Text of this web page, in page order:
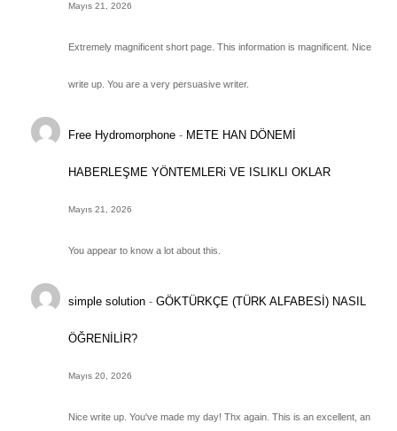
Mayıs 21, 2026
Extremely magnificent short page. This information is magnificent. Nice
write up. You are a very persuasive writer.
Free Hydromorphone - METE HAN DÖNEMİ
HABERLEŞME YÖNTEMLERi VE ISLIKLI OKLAR
Mayıs 21, 2026
You appear to know a lot about this.
simple solution -GÖKTÜRKÇE (TÜRK ALFABESİ) NASIL
ÖĞRENİLİR?
Mayıs 20, 2026
Nice write up. You've made my day! Thx again. This is an excellent, an